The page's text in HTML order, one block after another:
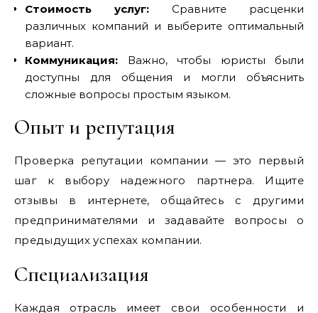
Стоимость услуг: Сравните расценки
различных компаний и выберите оптимальный
вариант.
Коммуникация: Важно, чтобы юристы были
доступны для общения и могли объяснить
сложные вопросы простым языком.
Опыт и репутация
Проверка репутации компании — это первый
шаг к выбору надежного партнера. Ищите
отзывы в интернете, общайтесь с другими
предпринимателями и задавайте вопросы о
предыдущих успехах компании.
Специализация
Каждая отрасль имеет свои особенности и